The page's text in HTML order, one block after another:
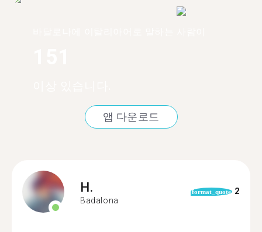
앱 다운로드
H.
Badalona
format_quote 2